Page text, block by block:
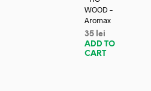
WOOD –
Aromax
35 lei
ADD TO
CART